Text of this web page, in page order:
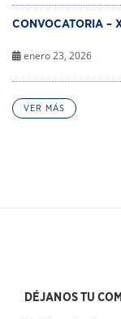
CONVOCATORIA
enero 23, 2026
VER MÁS
DÉJANOS TU